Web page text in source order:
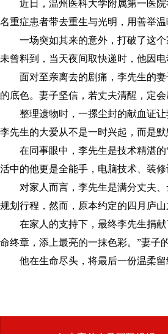
近日，温州医科大学附属第一医院
名重症患者带去重生与光明，用善举温
一场突如其来的意外，打破了这个
未曾料到，当天夜间取快递时，他因
面对至亲离去的剧痛，李先生的妻
的底色。妻子坚信，若丈夫清醒，定
整理遗物时，一摞尘封的献血证让
李先生的大爱从不是一时兴起，而是
在同事眼中，李先生是技术精湛的“
活中的他更是全能手，电脑技术、装
对家人而言，李先生是满分丈夫、
规划行程，然而，原本约定的四月庐
在家人的支持下，最终李先生捐献
命终章，添上最亮的一抹色彩。”妻子
他在生命尽头，将最后一份温柔留